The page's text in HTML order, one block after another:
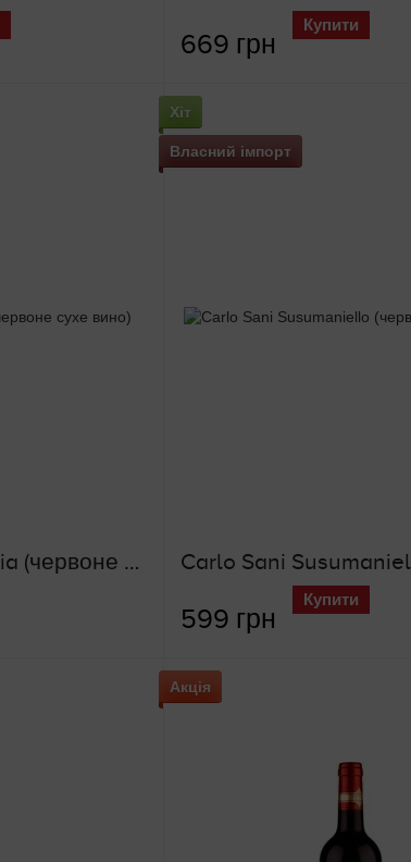
669 грн
Купити
Primitivo di Manduria (червоне сухе вино)
Хіт
Власний імпорт
599 грн
Купити
Акція